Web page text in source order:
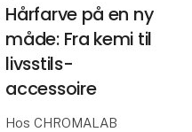
Hårfarve på en ny
måde: Fra kemi til
livsstils-
accessoire
Hos CHROMALAB